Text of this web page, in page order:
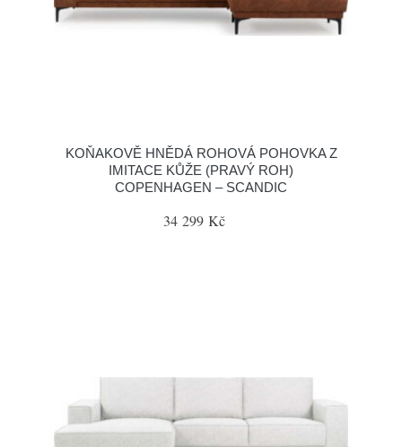
KOŇAKOVĚ HNĚDÁ ROHOVÁ POHOVKA Z
IMITACE KŮŽE (PRAVÝ ROH)
COPENHAGEN – SCANDIC
34 299 Kč